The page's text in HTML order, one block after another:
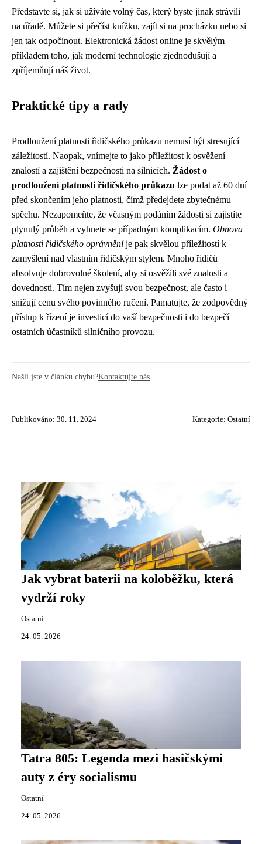
Představte si, jak si užíváte volný čas, který byste jinak strávili
na úřadě. Můžete si přečíst knížku, zajít si na procházku nebo si
jen tak odpočinout. Elektronická žádost online je skvělým
příkladem toho, jak moderní technologie zjednodušují a
zpříjemňují náš život.
Praktické tipy a rady
Prodloužení platnosti řidičského průkazu nemusí být stresující
záležitostí. Naopak, vnímejte to jako příležitost k osvěžení
znalostí a zajištění bezpečnosti na silnicích. Žádost o
prodloužení platnosti řidičského průkazu lze podat až 60 dní
před skončením jeho platnosti, čímž předejdete zbytečnému
spěchu. Nezapomeňte, že včasným podáním žádosti si zajistíte
plynulý průběh a vyhnete se případným komplikacím. Obnova
platnosti řidičského oprávněníje pak skvělou příležitostí k
zamyšlení nad vlastním řidičským stylem. Mnoho řidičů
absolvuje dobrovolné školení, aby si osvěžili své znalosti a
dovednosti. Tím nejen zvyšují svou bezpečnost, ale často i
snižují cenu svého povinného ručení. Pamatujte, že zodpovědný
přístup k řízení je investicí do vaší bezpečnosti i do bezpečí
ostatních účastníků silničního provozu.
Našli jste v článku chybu?Kontaktujte nás
Publikováno: 30. 11. 2024 Kategorie: Ostatní
Jak vybrat baterii na koloběžku, která
vydrží roky
Ostatní
24. 05. 2026
Tatra 805: Legenda mezi hasičskými
auty z éry socialismu
Ostatní
24. 05. 2026